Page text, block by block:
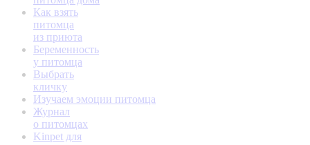
Как взять
питомца
из приюта
Беременность
у питомца
Выбрать
кличку
Изучаем эмоции питомца
Журнал
о питомцах
Kinpet для